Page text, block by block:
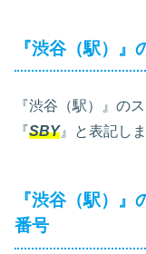
『渋谷（駅）
『渋谷（駅）』の
『SBY』と表記しま
『渋谷（駅）
番号